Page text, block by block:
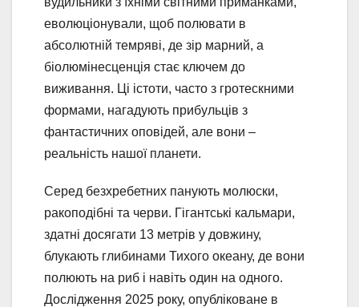
еволюціонували, щоб полювати в
абсолютній темряві, де зір марний, а
біолюмінесценція стає ключем до
виживання. Ці істоти, часто з гротескними
формами, нагадують прибульців з
фантастичних оповідей, але вони –
реальність нашої планети.
Серед безхребетних панують молюски,
ракоподібні та черви. Гігантські кальмари,
здатні досягати 13 метрів у довжину,
блукають глибинами Тихого океану, де вони
полюють на риб і навіть один на одного.
Дослідження 2025 року, опубліковане в